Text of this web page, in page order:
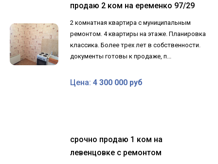
продаю 2 ком на еременко 97/29
2 комнатная квартира с муниципальным
ремонтом. 4 квартиры на этаже. Планировка
классика. Более трех лет в собственности.
документы готовы к продаже, п...
Цена: 4 300 000 руб
срочно продаю 1 ком на
левенцовке с ремонтом